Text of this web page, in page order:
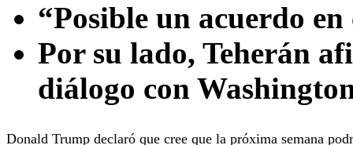
“Posible un acuerdo
Por su lado, Teherán
diálogo con
Donald Trump declaró que cree que la próxima semana